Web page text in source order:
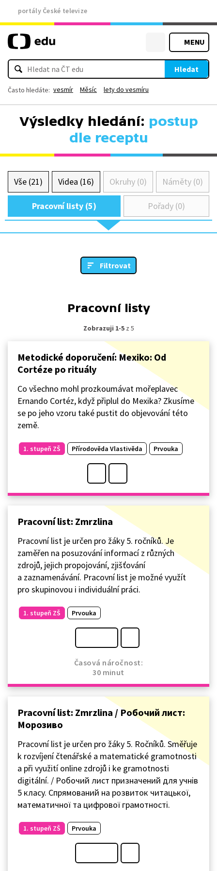
portály České televize
MENU
Hledat
Často hledáte: vesmír Měsíc lety do vesmíru
Výsledky hledání: postup
dle receptu
Vše (21) Videa (16) Okruhy (0) Náměty (0)
Pracovní listy (5) Pořady (0)
Filtrovat
Pracovní listy
Zobrazuji 1-5z 5
Metodické doporučení: Mexiko: Od
Cortéze po rituály
Co všechno mohl prozkoumávat mořeplavec
Ernando Cortéz, když připlul do Mexika? Zkusíme
se po jeho vzoru také pustit do objevování této
země.
1. stupeň ZŠ Přírodověda Vlastivěda Prvouka
Pracovní list: Zmrzlina
Pracovní list je určen pro žáky 5. ročníků. Je
zaměřen na posuzování informací z různých
zdrojů, jejich propojování, zjišťování
a zaznamenávání. Pracovní list je možné využít
pro skupinovou i individuální práci.
1. stupeň ZŠ Prvouka
Časová náročnost:
30 minut
Pracovní list: Zmrzlina / Робочий лист:
Морозиво
Pracovní list je určen pro žáky 5. Ročníků. Směřuje
k rozvíjení čtenářské a matematické gramotnosti
a při využití online zdrojů i ke gramotnosti
digitální. / Робочий лист призначений для учнів
5 класу. Спрямований на розвиток читацької,
математичної та цифрової грамотності.
1. stupeň ZŠ Prvouka